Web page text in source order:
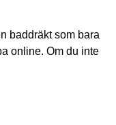
baddräkt som bara
online. Om du inte